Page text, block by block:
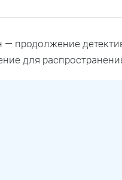
продолжение
для